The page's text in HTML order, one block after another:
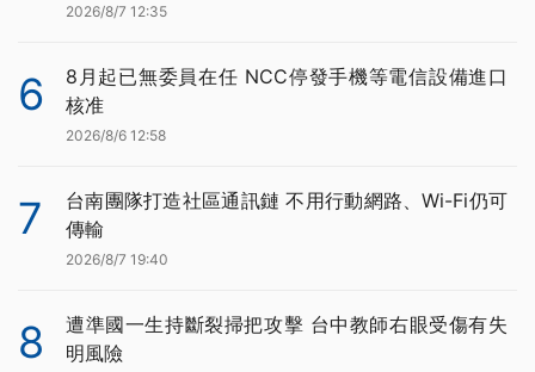
2026/8/7 12:35
6
8月起已無委員在任 NCC停發手機等電信設備進口
核准
2026/8/6 12:58
7
台南團隊打造社區通訊鏈 不用行動網路、Wi-Fi仍可
傳輸
2026/8/7 19:40
8
遭準國一生持斷裂掃把攻擊 台中教師右眼受傷有失
明風險